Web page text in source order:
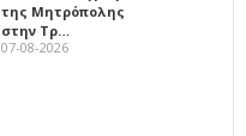
της Μητρόπολης
στην Τρ…
07-08-2026